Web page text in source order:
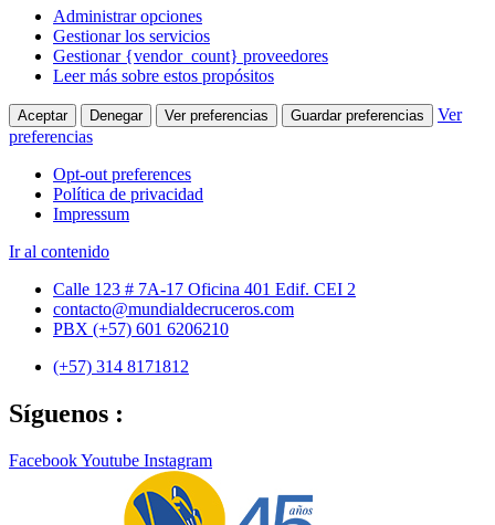
Administrar opciones
Gestionar los servicios
Gestionar {vendor_count} proveedores
Leer más sobre estos propósitos
Aceptar Denegar Ver preferencias Guardar preferencias
Ver
preferencias
Opt-out preferences
Política de privacidad
Impressum
Ir al contenido
Calle 123 # 7A-17 Oficina 401 Edif. CEI 2
contacto@mundialdecruceros.com
PBX (+57) 601 6206210
(+57) 314 8171812
Síguenos :
FacebookYoutube Instagram